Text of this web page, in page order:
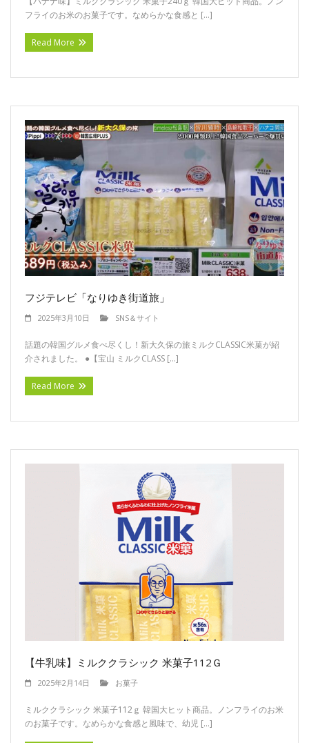
フライのお米のお菓子です。なめらかな食感と […]
Read More
フジテレビ「なりゆき街道旅」
2025年3月10日 SNS＆サイト
話題の韓国グルメ食べ尽くし！新大久保の旅ミルクCLASSIC米菓が紹
介されました。 ●【宝山 ミルクCLASS […]
Read More
【牛乳味】ミルククラシック 米菓子112Ｇ
2025年2月14日 お菓子
ミルククラシック 米菓子112ｇ 韓国大ヒット商品。ノンフライのお米
のお菓子です。なめらかな食感と風味で、幼児 […]